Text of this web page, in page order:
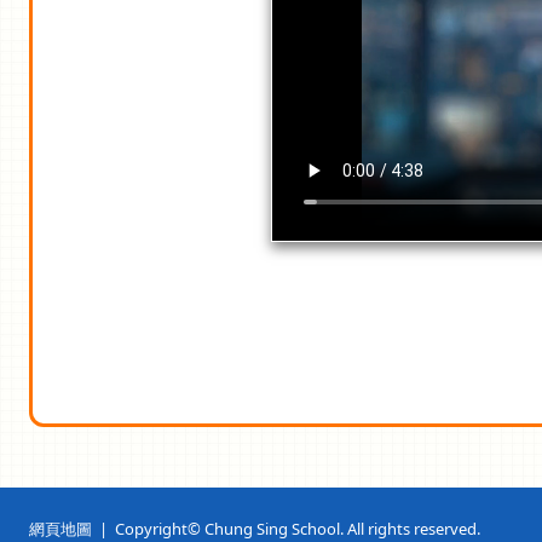
網頁地圖 | Copyright© Chung Sing School. All rights reserved.